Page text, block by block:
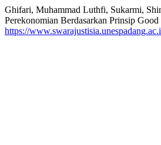
Ghifari, Muhammad Luthfi, Sukarmi,
Perekonomian Berdasarkan Prinsip
https://